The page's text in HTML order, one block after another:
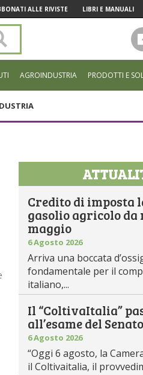
ALLE RIVISTE LIBRI E MANUALI
sito
AGROINDUSTRIA PRODOTTI E
Credito di imposta
gasolio agricolo da
maggio
6 Agosto 2026
Arriva una boccata
fondamentale per il
italiano,...
Il “ColtivaItalia”
all’esame del Senato
6 Agosto 2026
“Oggi 6 agosto, la
il Coltivaitalia, il